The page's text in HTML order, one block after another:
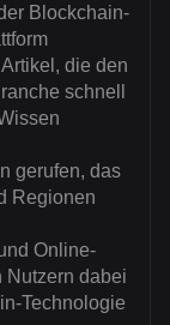
Blockchain-
die den
schnell
gerufen, das
Regionen
Online-
Nutzern dabei
Technologie